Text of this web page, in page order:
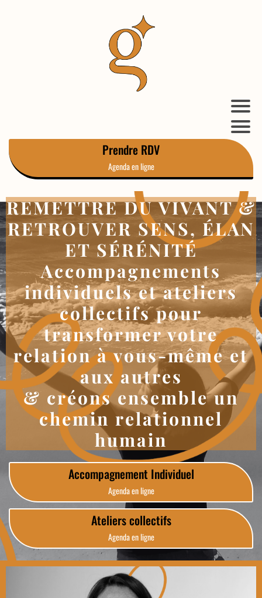
Prendre RDV
Agenda en ligne
REMETTRE DU VIVANT &
RETROUVER SENS, ÉLAN
ET SÉRÉNITÉ
Accompagnements
individuels et ateliers
collectifs pour
transformer votre
relation à vous-même et
aux autres
& créons ensemble un
chemin relationnel
humain
Accompagnement Individuel
Agenda en ligne
Ateliers collectifs
Agenda en ligne